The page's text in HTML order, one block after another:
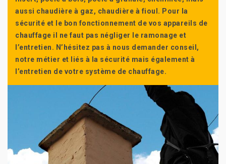
aussi chaudière à gaz, chaudière à fioul. Pour la
sécurité et le bon fonctionnement de vos appareils de
chauffage il ne faut pas négliger le ramonage et
l’entretien. N’hésitez pas à nous demander conseil,
notre métier et liés à la sécurité mais également à
l’entretien de votre système de chauffage.